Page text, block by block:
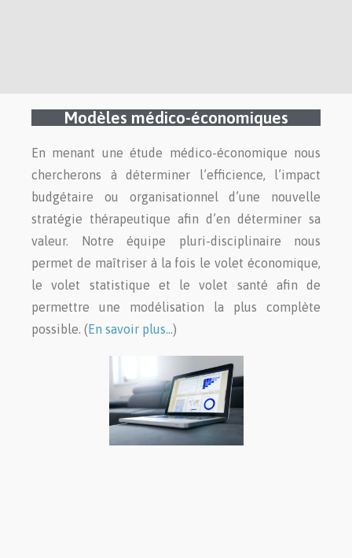
Modèles médico-économiques
En menant une étude médico-économique nous
chercherons à déterminer l’efficience, l’impact
budgétaire ou organisationnel d’une nouvelle
stratégie thérapeutique afin d’en déterminer sa
valeur. Notre équipe pluri-disciplinaire nous
permet de maîtriser à la fois le volet économique,
le volet statistique et le volet santé afin de
permettre une modélisation la plus complète
possible. (En savoir plus…)